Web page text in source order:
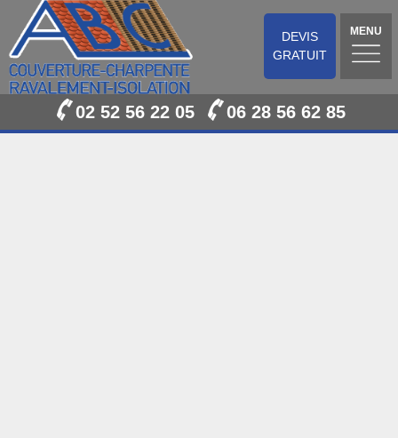
DEVIS
GRATUIT
MENU
02 52 56 22 05 06 28 56 62 85